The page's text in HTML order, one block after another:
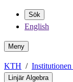
Sök
English
Meny
KTH
Linjär Algebra